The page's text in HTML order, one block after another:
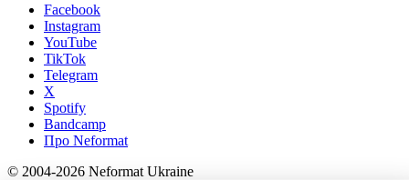
Facebook
Instagram
YouTube
TikTok
Telegram
X
Spotify
Bandcamp
Про Neformat
© 2004-2026 Neformat Ukraine